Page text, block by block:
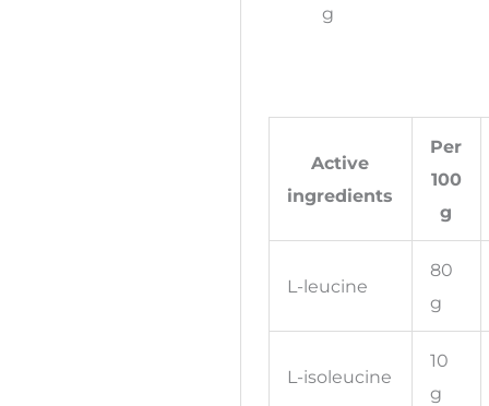
g
Active
ingredients
Per
100
g
L-leucine
80
g
L-isoleucine
10
g